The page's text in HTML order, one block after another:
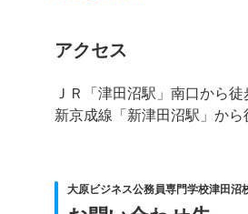
アクセス
ＪＲ「津田沼駅」南口から徒
新京成線「新津田沼駅」から
大原ビジネス公務員専門学校津田沼